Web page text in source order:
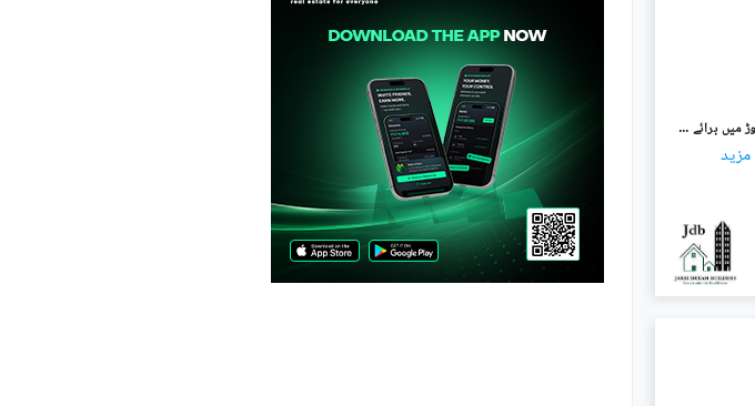
عسکری 1 راولپنڈی میں 3 کمروں کا 11 مرلہ فلیٹ 4.2 کروڑ میں برائے فروخت۔
مزید